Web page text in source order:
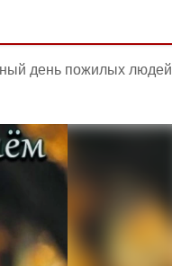
день пожилых людей